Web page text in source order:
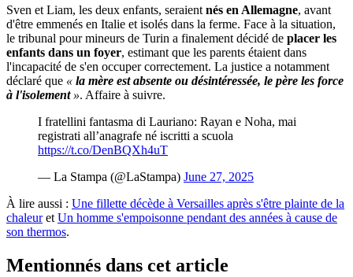
Sven et Liam, les deux enfants, seraient nés en Allemagne, avant
d'être emmenés en Italie et isolés dans la ferme. Face à la situation,
le tribunal pour mineurs de Turin a finalement décidé de placer les
enfants dans un foyer, estimant que les parents étaient dans
l'incapacité de s'en occuper correctement. La justice a notamment
déclaré que « la mère est absente ou désintéressée, le père les force
à l'isolement». Affaire à suivre.
I fratellini fantasma di Lauriano: Rayan e Noha, mai
registrati all’anagrafe né iscritti a scuola
https://t.co/DenBQXh4uT
— La Stampa (@LaStampa) June 27, 2025
À lire aussi : Une fillette décède à Versailles après s'être plainte de la
chaleuret Un homme s'empoisonne pendant des années à cause de
son thermos.
Mentionnés dans cet article